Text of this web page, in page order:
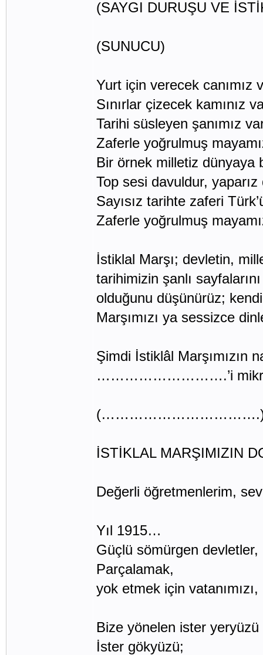
(SAYGI DURUŞU VE
(SUNUCU)
Yurt için verecek canımız
Sınırlar çizecek kamınız
Tarihi süsleyen şanımız
Zaferle yoğrulmuş
Bir örnek milletiz dünyaya
Top sesi davuldur, yaparız
Sayısız tarihte zaferi
Zaferle yoğrulmuş
İstiklal Marşı; devletin,
tarihimizin şanlı
olduğunu düşünürüz;
Marşımızı ya sessizce
Şimdi İstiklâl Marşımızın
……………………….’i
İSTİKLAL MARŞIMIZIN
Değerli öğretmenlerim,
Yıl 1915…
Güçlü sömürgen
Parçalamak,
yok etmek için
Bize yönelen ister yeryüzü
İster gökyüzü;